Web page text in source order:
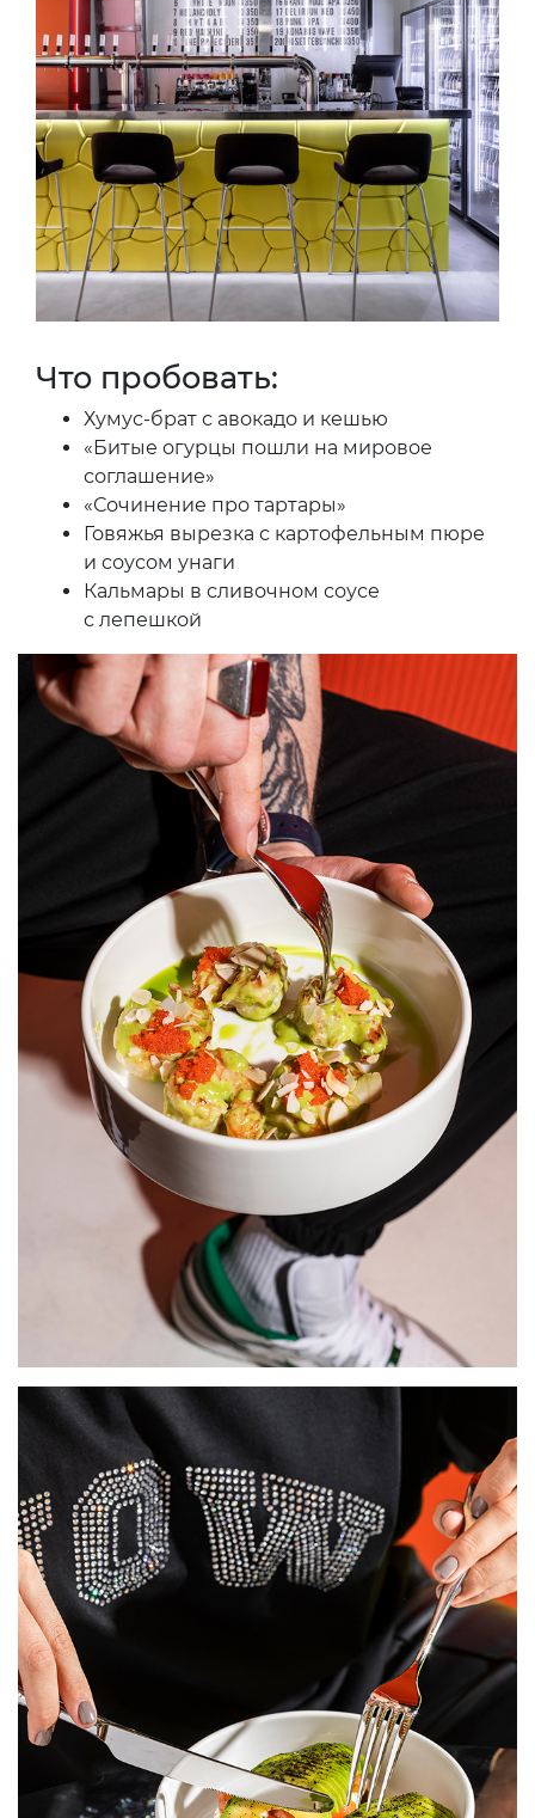
Что пробовать:
Хумус-брат с авокадо и кешью
«Битые огурцы пошли на мировое
соглашение»
«Сочинение про тартары»
Говяжья вырезка с картофельным пюре
и соусом унаги
Кальмары в сливочном соусе
с лепешкой